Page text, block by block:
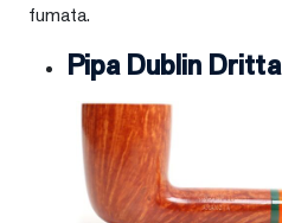
fumata.
Pipa Dublin Dritta